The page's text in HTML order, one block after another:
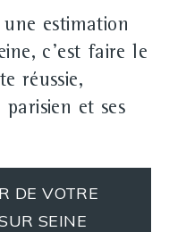
estimation
c'est faire le
réussie,
et ses
DE VOTRE
SEINE